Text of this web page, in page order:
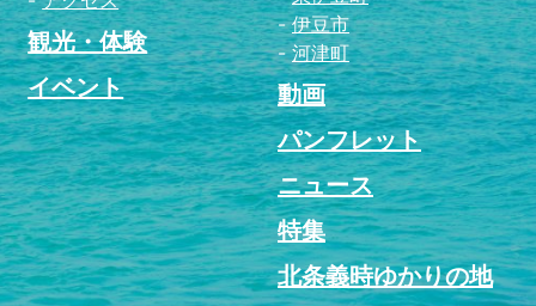
観光・体験
イベント
伊豆市
河津町
動画
パンフレット
ニュース
特集
北条義時ゆかりの地